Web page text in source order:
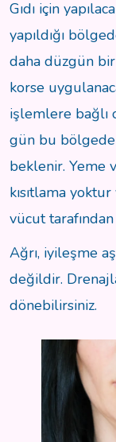
Gıdı için
yapıldığı
daha düzgün
korse
işlemlere bağlı
gün bu bölgede
beklenir. Yeme
kısıtlama
vücut
Ağrı, iyileşme
değildir.
dönebilirsiniz.